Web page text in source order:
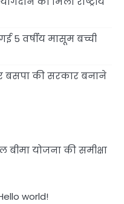
5 वर्षीय मासूम बच्ची
बसपा की सरकार बनाने
बीमा योजना की समीक्षा
world!